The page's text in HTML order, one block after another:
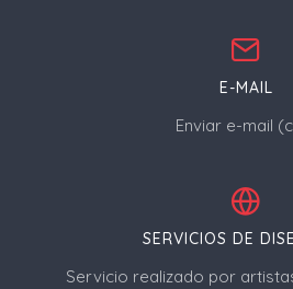
E-MAIL
Enviar e-mail
SERVICIOS DE
Servicio realizado por